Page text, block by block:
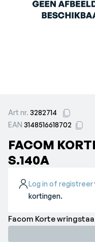
Art nr. 3282714
EAN 3148516618702
FACOM
S.140A
Log in of registreer
kortingen.